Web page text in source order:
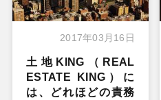
2017年03月16日
土地KING（REAL
ESTATE KING）に
は、どれほどの責務